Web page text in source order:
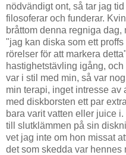
nödvändigt ont, så tar jag
filosoferar och funderar.
bråttom denna regniga
"jag kan diska som ett
rörelser för att markera
hastighetstävling igång,
var i stil med min, så var
min terapi, inget intresse av
med diskborsten ett par
bara varit vatten eller juice
till slutklämmen på sin
vet jag inte om hon missat
det som skedda var hennes